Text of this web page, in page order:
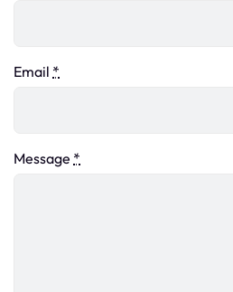
Email *
Message *